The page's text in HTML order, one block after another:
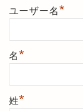
ユーザー名*
名*
姓*